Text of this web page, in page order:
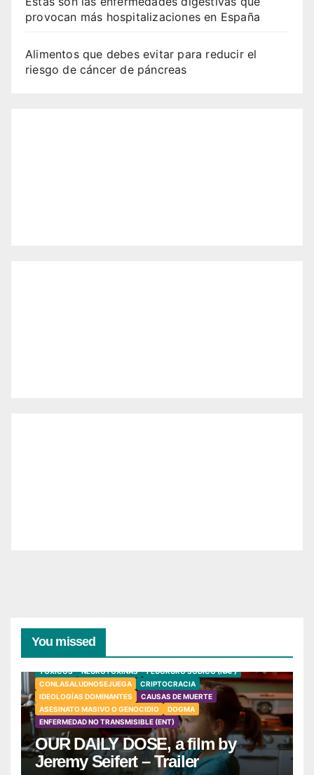
provocan más hospitalizaciones en España
Alimentos que debes evitar para reducir el
riesgo de cáncer de páncreas
You missed
TÓXICOS NEUROTOXINAS
FLUORURO SÓDICO (NAF)
CONLASALUDNOSEJUEGA
CRIPTOCRACIA
IDEOLOGÍAS DOMINANTES
CAUSAS DE MUERTE
ASESINATO MASIVO O GENOCIDIO
DOGMA
ENFERMEDAD NO TRANSMISIBLE (ENT)
OUR DAILY DOSE, a film by
Jeremy Seifert – Trailer